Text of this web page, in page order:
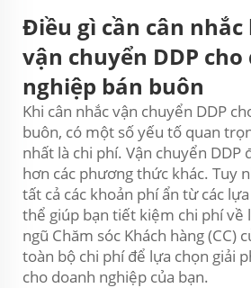
Điều gì cần cân nhắc
vận chuyển DDP cho
nghiệp bán buôn
Khi cân nhắc vận chuyển DDP
buôn, có một số yếu tố quan
nhất là chi phí. Vận chuyển DDP
hơn các phương thức khác. Tuy
tất cả các khoản phí ẩn từ các
thể giúp bạn tiết kiệm chi phí về
ngũ Chăm sóc Khách hàng (CC)
toàn bộ chi phí để lựa chọn giải
cho doanh nghiệp của bạn.